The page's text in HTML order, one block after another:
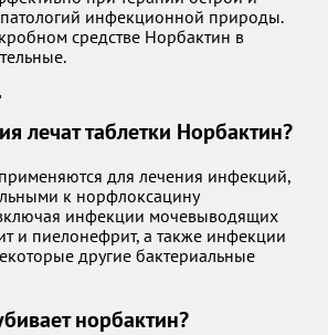
инфекционной природы.
средстве Норбактин в
лечат таблетки Норбактин?
для лечения инфекций,
к норфлоксацину
инфекции мочевыводящих
и пиелонефрит, а также инфекции
другие бактериальные
норбактин?